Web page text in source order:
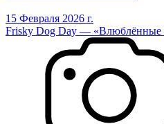
15 Февраля 2026 г.
Frisky Dog Day — «Влюблённые